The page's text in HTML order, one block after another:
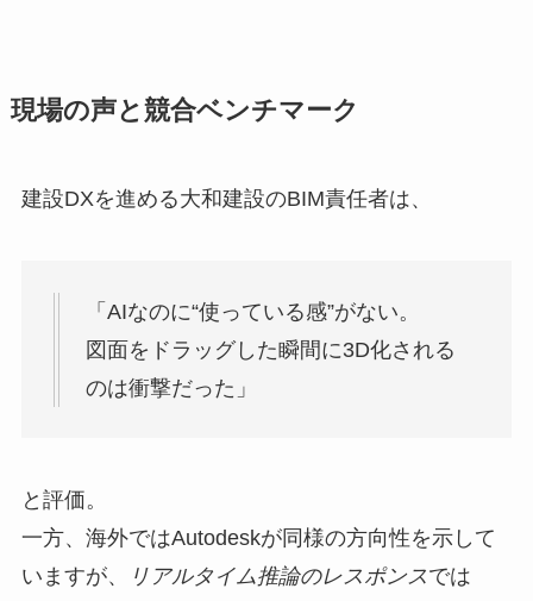
現場の声と競合ベンチマーク
建設DXを進める大和建設のBIM責任者は、
「AIなのに“使っている感”がない。
図面をドラッグした瞬間に3D化される
のは衝撃だった」
と評価。
一方、海外ではAutodeskが同様の方向性を示して
いますが、
リアルタイム推論のレスポンスでは